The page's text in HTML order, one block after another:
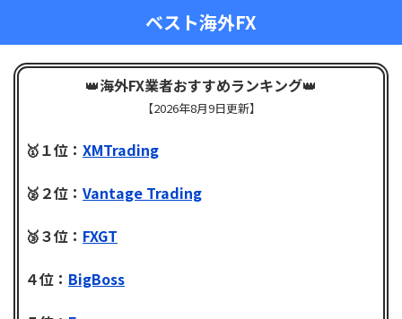
ベスト海外FX
👑海外FX業者おすすめランキング👑
【2026年8月9日更新】
🥇１位： XMTrading
🥈２位： Vantage Trading
🥉３位： FXGT
４位： BigBoss